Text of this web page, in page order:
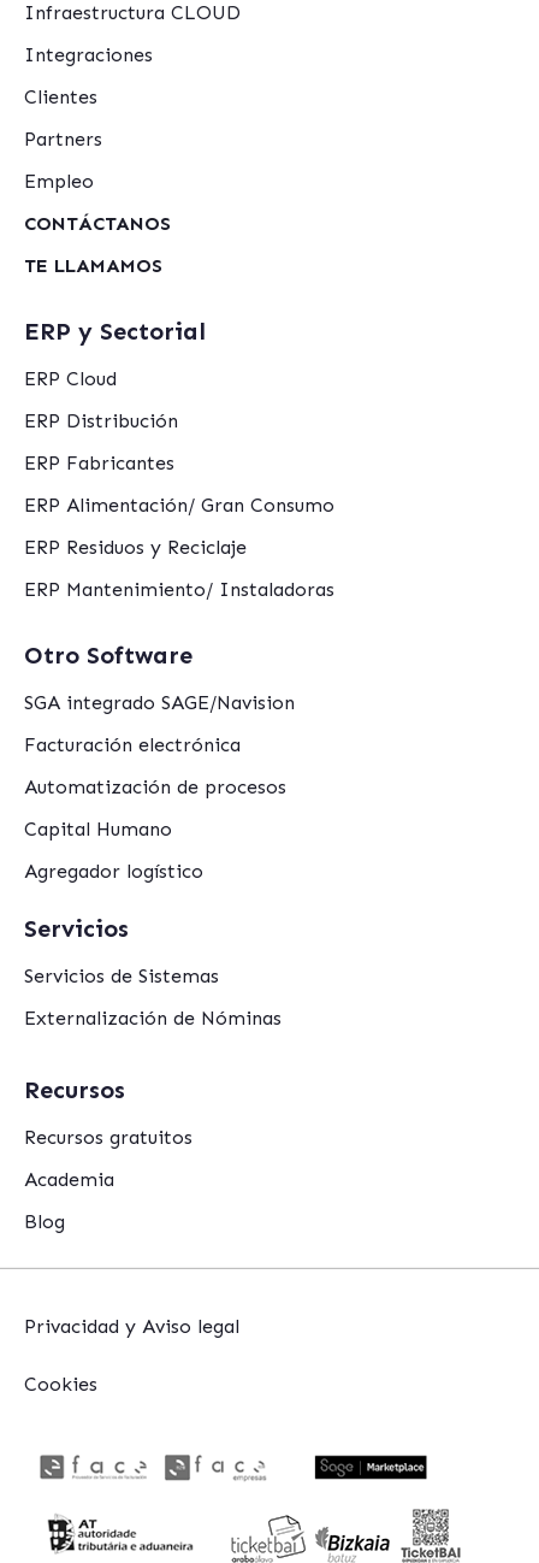
Infraestructura CLOUD
Integraciones
Clientes
Partners
Empleo
CONTÁCTANOS
TE LLAMAMOS
ERP y Sectorial
ERP Cloud
ERP Distribución
ERP Fabricantes
ERP Alimentación/ Gran Consumo
ERP Residuos y Reciclaje
ERP Mantenimiento/ Instaladoras
Otro Software
SGA integrado SAGE/Navision
Facturación electrónica
Automatización de procesos
Capital Humano
Agregador logístico
Servicios
Servicios de Sistemas
Externalización de Nóminas
Recursos
Recursos gratuitos
Academia
Blog
Privacidad y Aviso legal
Cookies